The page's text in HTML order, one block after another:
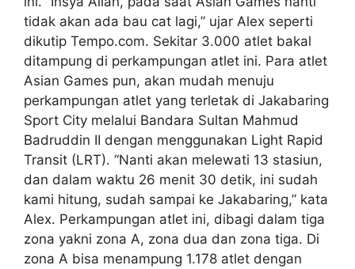
tidak akan ada bau cat lagi,” ujar Alex seperti
dikutip Tempo.com. Sekitar 3.000 atlet bakal
ditampung di perkampungan atlet ini. Para atlet
Asian Games pun, akan mudah menuju
perkampungan atlet yang terletak di Jakabaring
Sport City melalui Bandara Sultan Mahmud
Badruddin II dengan menggunakan Light Rapid
Transit (LRT). “Nanti akan melewati 13 stasiun,
dan dalam waktu 26 menit 30 detik, ini sudah
kami hitung, sudah sampai ke Jakabaring,” kata
Alex. Perkampungan atlet ini, dibagi dalam tiga
zona yakni zona A, zona dua dan zona tiga. Di
zona A bisa menampung 1.178 atlet dengan